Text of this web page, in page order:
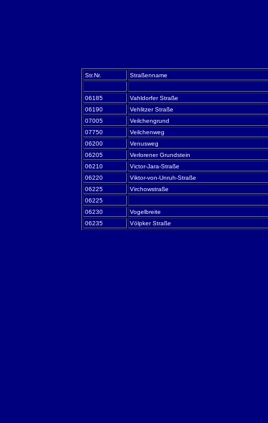
Str.Nr. Straßenname
06185
Vahldorfer Straße
06190
Vehlitzer Straße
07005
Veilchengrund
07750
Veilchenweg
06200
Venusweg
06205
Verlorener Grundstein
06210
Victor-Jara-Straße
06220
Viktor-von-Unruh-Straße
06225
Virchowstraße
06225
06230
Vogelbreite
06235
Völpker Straße